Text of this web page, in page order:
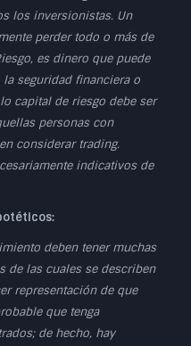
los inversionistas. Un
perder todo o más de
es dinero que puede
seguridad financiera o
capital de riesgo debe ser
personas con
considerar trading.
indicativos de
deben tener muchas
de las cuales se describen
representación de que
que tenga
de hecho, hay